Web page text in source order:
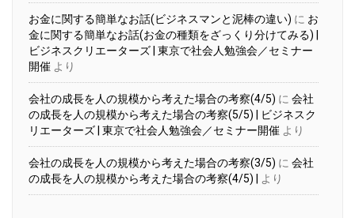
お金に関する簡単なお話(ビジネスマンと泥棒の違い) に お
金に関する簡単なお話(お金の種類をざっくり分けてみる) |
ビジネスクリエーターズ | 東京で社会人勉強会／セミナー
開催 より
会社の成長を人の規模から考えた場合の考察(4/5) に 会社
の成長を人の規模から考えた場合の考察(5/5) | ビジネスク
リエーターズ | 東京で社会人勉強会／セミナー開催 より
会社の成長を人の規模から考えた場合の考察(3/5) に 会社
の成長を人の規模から考えた場合の考察(4/5) |
より